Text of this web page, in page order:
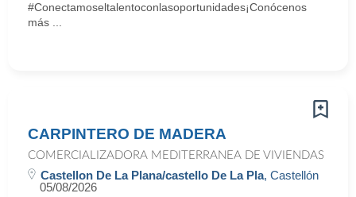
#Conectamoseltalentoconlasoportunidades¡Conócenos
más ...
CARPINTERO DE MADERA
COMERCIALIZADORA MEDITERRANEA DE VIVIENDAS
Castellon De La Plana/castello De La Pla, Castellón
05/08/2026